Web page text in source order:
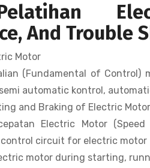
And Trouble
Motor
(Fundamental of Control)
automatic kontrol,
and Braking of Electric Motor
Electric Motor
circuit for electric motor
motor during starting,